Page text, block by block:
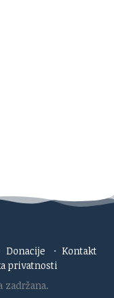
Donacije · Kontakt
privatnosti
zadržana.